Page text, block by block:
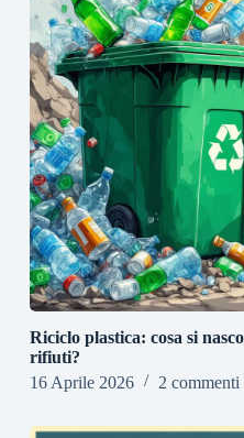
Riciclo plastica: cosa si
rifiuti?
16 Aprile 2026
2 commenti